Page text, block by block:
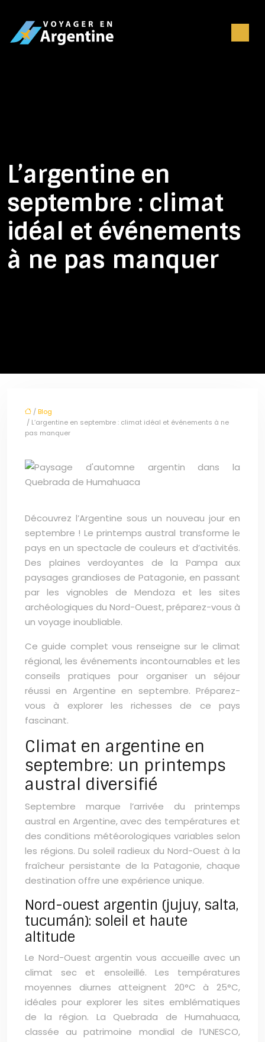
L’argentine en
septembre : climat
idéal et événements
à ne pas manquer
/Blog
/ L’argentine en septembre : climat idéal et événements à ne
pas manquer
Découvrez l’Argentine sous un nouveau jour en
septembre ! Le printemps austral transforme le
pays en un spectacle de couleurs et d’activités.
Des plaines verdoyantes de la Pampa aux
paysages grandioses de Patagonie, en passant
par les vignobles de Mendoza et les sites
archéologiques du Nord-Ouest, préparez-vous à
un voyage inoubliable.
Ce guide complet vous renseigne sur le climat
régional, les événements incontournables et les
conseils pratiques pour organiser un séjour
réussi en Argentine en septembre. Préparez-
vous à explorer les richesses de ce pays
fascinant.
Climat en argentine en
septembre: un printemps
austral diversifié
Septembre marque l’arrivée du printemps
austral en Argentine, avec des températures et
des conditions météorologiques variables selon
les régions. Du soleil radieux du Nord-Ouest à la
fraîcheur persistante de la Patagonie, chaque
destination offre une expérience unique.
Nord-ouest argentin (jujuy, salta,
tucumán): soleil et haute
altitude
Le Nord-Ouest argentin vous accueille avec un
climat sec et ensoleillé. Les températures
moyennes diurnes atteignent 20°C à 25°C,
idéales pour explorer les sites emblématiques
de la région. La Quebrada de Humahuaca,
classée au patrimoine mondial de l’UNESCO,